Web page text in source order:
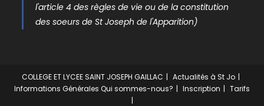
l'article 4 des règles de vie ou de la constitution
des soeurs de St Joseph de l'Apparition)
COLLEGE ET LYCEE SAINT JOSEPH GAILLAC
Actualités à St Jo
Informations Générales Qui sommes-nous? Inscription Tarifs